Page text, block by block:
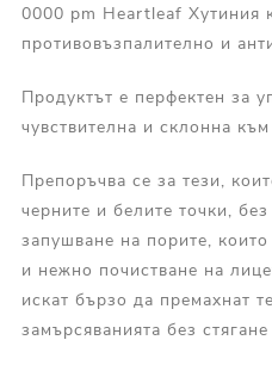
0000 pm Heartleaf Хутиния
противовъзпалително и
Продуктът е перфектен за
чувствителна и склонна
Препоръчва се за тези,
черните и белите точки,
запушване на порите,
и нежно почистване на
искат бързо да премахнат
замърсяванията без